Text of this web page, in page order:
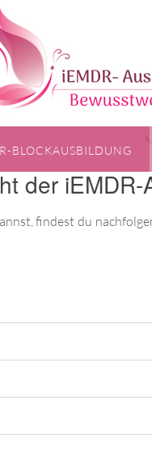
BLOCKAUSBILDUNG
der
findest du